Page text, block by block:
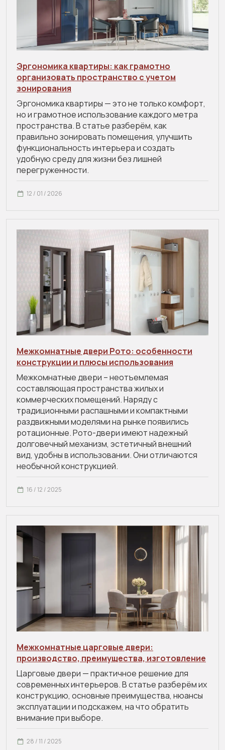
Эргономика квартиры: как грамотно
организовать пространство с учетом
зонирования
Эргономика квартиры — это не только комфорт,
но и грамотное использование каждого метра
пространства. В статье разберём, как
правильно зонировать помещения, улучшить
функциональность интерьера и создать
удобную среду для жизни без лишней
перегруженности.
12 / 01 / 2026
Межкомнатные двери Рото: особенности
конструкции и плюсы использования
Межкомнатные двери – неотъемлемая
составляющая пространства жилых и
коммерческих помещений. Наряду с
традиционными распашными и компактными
раздвижными моделями на рынке появились
ротационные. Рото-двери имеют надежный
долговечный механизм, эстетичный внешний
вид, удобны в использовании. Они отличаются
необычной конструкцией.
16 / 12 / 2025
Межкомнатные царговые двери:
производство, преимущества, изготовление
Царговые двери — практичное решение для
современных интерьеров. В статье разберём их
конструкцию, основные преимущества, нюансы
эксплуатации и подскажем, на что обратить
внимание при выборе.
28 / 11 / 2025